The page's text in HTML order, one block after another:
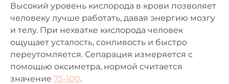
Высокий уровень кислорода в крови позволяет
человеку лучше работать, давая энергию мозгу
и телу. При нехватке кислорода человек
ощущает усталость, сонливость и быстро
переутомляется. Сепарация измеряется с
помощью оксиметра, нормой считается
значение 75-100.